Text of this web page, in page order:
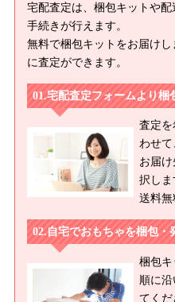
宅配査定は、梱包キットや配
手続きが行えます。
無料で梱包キットをお届け
に査定ができます。
宅配査定フォームより梱
査定
わせて
お届
択しま
送料無
自宅でおもちゃを梱包・
梱包
順に
てく